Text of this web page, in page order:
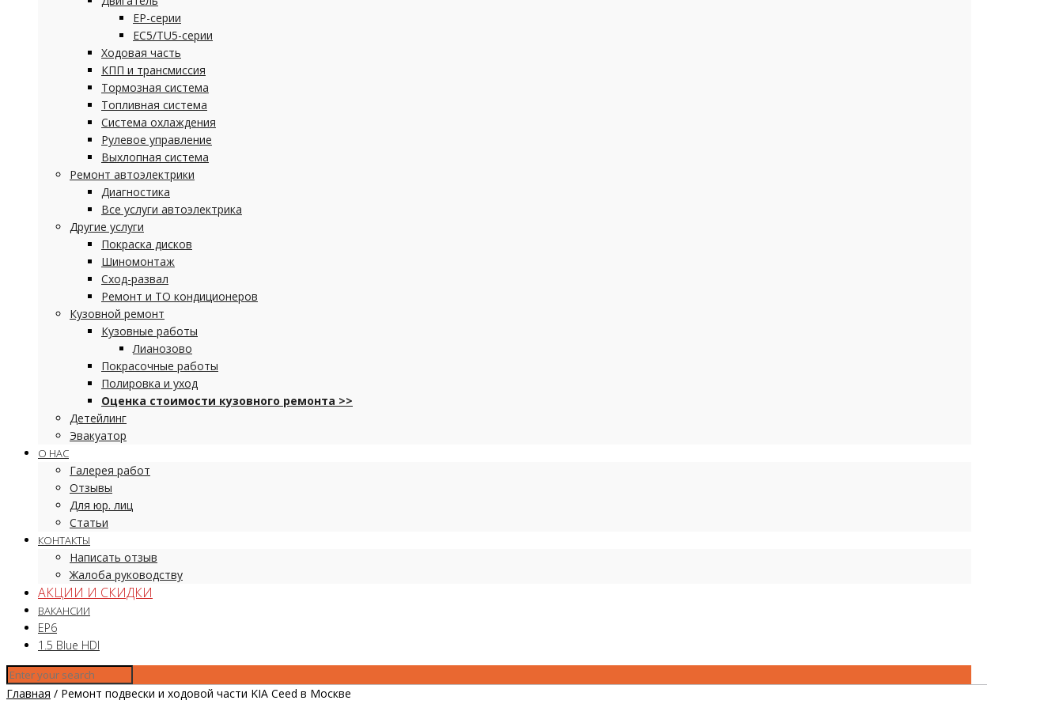
EP-серии
EC5/TU5-серии
Ходовая часть
КПП и трансмиссия
Тормозная система
Топливная система
Система охлаждения
Рулевое управление
Выхлопная система
Ремонт автоэлектрики
Диагностика
Все услуги автоэлектрика
Другие услуги
Покраска дисков
Шиномонтаж
Сход-развал
Ремонт и ТО кондиционеров
Кузовной ремонт
Кузовные работы
Лианозово
Покрасочные работы
Полировка и уход
Оценка стоимости кузовного ремонта >>
Детейлинг
Эвакуатор
О НАС
Галерея работ
Отзывы
Для юр. лиц
Статьи
КОНТАКТЫ
Написать отзыв
Жалоба руководству
АКЦИИ И СКИДКИ
ВАКАНСИИ
EP6
1.5 Blue HDI
Главная / Ремонт подвески и ходовой части KIA Ceed в Москве